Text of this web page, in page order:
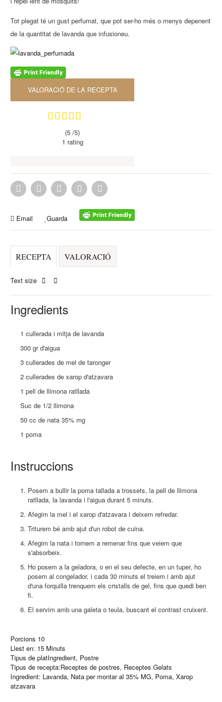
Tot plegat té un gust perfumat, que pot ser-ho més o menys depenent
de la quantitat de lavanda que infusioneu.
VALORACIÓ DE LA RECEPTA
(5 /5)
1 rating
Email Guarda
RECEPTA VALORACIÓ
Text size
Ingredients
1 cullerada i mitja de lavanda
300 gr d'aigua
3 cullerades de mel de taronger
2 cullerades de xarop d'atzavara
1 pell de llimona ratllada
Suc de 1/2 llimona
50 cc de nata 35% mg
1 poma
Instruccions
Posem a bullir la poma tallada a trossets, la pell de llimona
ratllada, la lavanda i l'aigua durant 5 minuts.
Afegim la mel i el xarop d'atzavara i deixem refredar.
Triturem bé amb ajut d'un robot de cuina.
Afegim la nata i tornem a remenar fins que veiem que
s'absorbeix.
Ho posem a la geladora, o en el seu defecte, en un tuper, ho
posem al congelador, i cada 30 minuts el treiem i amb ajut
d'una forquilla trenquem els cristalls de gel, fins que quedi ben
fi.
El servim amb una galeta o teula, buscant el contrast cruixent.
Porcions 10
Llest en: 15 Minuts
Tipus de platIngredient, Postre
Tipus de recepta:Receptes de postres, Receptes Gelats
Ingredient: Lavanda, Nata per montar al 35% MG, Poma,Xarop
atzavara